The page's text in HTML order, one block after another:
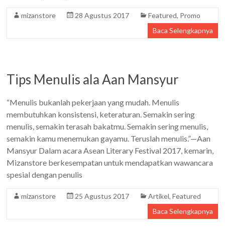
mizanstore 28 Agustus 2017 Featured, Promo
Baca Selengkapnya
Tips Menulis ala Aan Mansyur
“Menulis bukanlah pekerjaan yang mudah. Menulis
membutuhkan konsistensi, keteraturan. Semakin sering
menulis, semakin terasah bakatmu. Semakin sering menulis,
semakin kamu menemukan gayamu. Teruslah menulis.”—Aan
Mansyur Dalam acara Asean Literary Festival 2017, kemarin,
Mizanstore berkesempatan untuk mendapatkan wawancara
spesial dengan penulis
mizanstore 25 Agustus 2017 Artikel,Featured
Baca Selengkapnya